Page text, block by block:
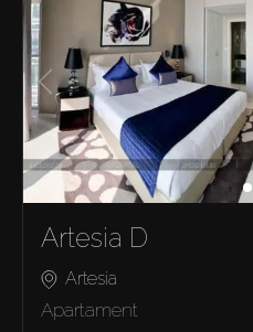
Artesia D
Artesia
Apartament